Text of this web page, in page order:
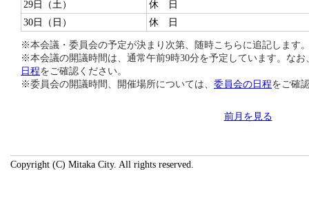
29日（土）
休 日
30日（日）
休 日
※本会議・委員会の予定が決まり次第、随時こちらに追記します
※本会議の開議時間は、通常午前9時30分を予定しています。な
日程をご確認ください。
※委員会の開議時間、開催場所については、 委員会の日程をご確
前月を見る
Copyright (C) Mitaka City. All rights reserved.